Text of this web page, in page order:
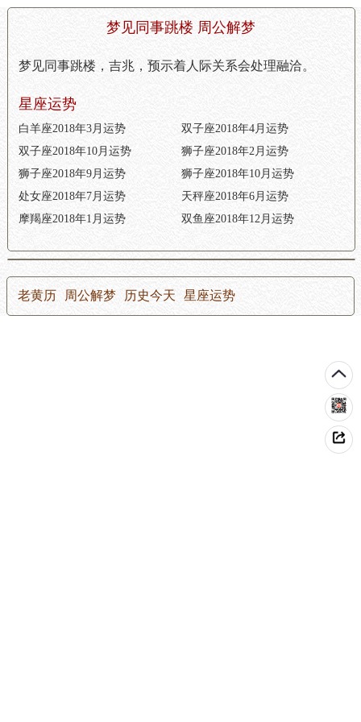
梦见同事跳楼 周公解梦
梦见同事跳楼，吉兆，预示着人际关系会处理融洽。
星座运势
白羊座2018年3月运势
双子座2018年4月运势
双子座2018年10月运势
狮子座2018年2月运势
狮子座2018年9月运势
狮子座2018年10月运势
处女座2018年7月运势
天秤座2018年6月运势
摩羯座2018年1月运势
双鱼座2018年12月运势
老黄历 周公解梦 历史今天 星座运势